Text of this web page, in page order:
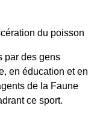
du poisson
par des gens
en éducation et en
de la Faune
ce sport.